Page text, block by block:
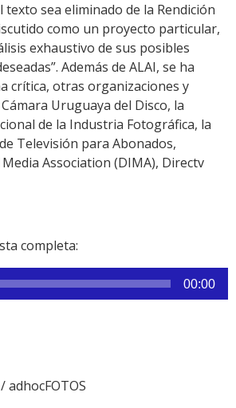
texto sea eliminado de la Rendición
como un proyecto particular,
exhaustivo de sus posibles
Además de ALAI, se ha
crítica, otras organizaciones y
Uruguaya del Disco, la
de la Industria Fotográfica, la
Televisión para Abonados,
Association (DIMA), Directv
completa:
00:00
adhocFOTOS